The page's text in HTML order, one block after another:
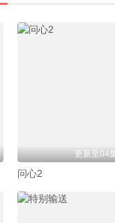
更新至04
问心2